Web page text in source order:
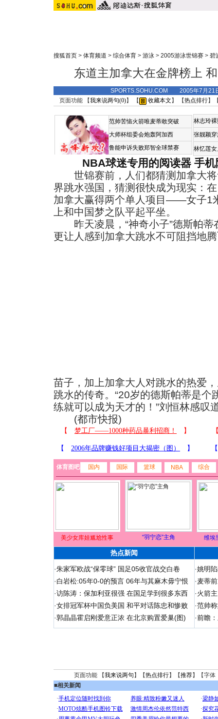
搜狐首页 > 体育频道 > 综合体育 > 游泳 > 2005游泳世锦赛 > 碧
东道主加拿大在金牌榜上
SPORTS.SOHU.COM 2005年7月21
页面功能 【我来说两句(0)】 【 收藏本文 】 【热点排行】
范帅苦恼火箭唯麦蒂敢突破
大师杯组委会炮轰阿加西
鲁能申诉失败郑智全球禁赛
林志玲
张靓颖
林忆莲
NBA球迷专用的阅读器 手
世锦赛前，人们都猜测加拿大将
界跳水强国，猜测很快成为现实：
加拿大赢得两个单人项目——女子1
上和中国梦之队平起平坐。
昨天凌晨，“神奇小子”德斯帕蒂
更让人感到加拿大跳水不可阻挡地
苗子，加上加拿大人对跳水的热爱
跳水的传奇。“20岁的德斯帕蒂是个
练就可以成为天才的！”刘恒林感叹
(都市快报)
体育图吧 国内 国际 篮球 NBA 综合
美少女库娃尴尬性事 “羽宁恋”主角 维埃
热点新闻
·朱家军欧战“保零球” 国足05收官战交白卷
·白岩松:05年0-0的预言 06年与其麻木毋宁恨
·访陈涛：保加利亚很强 在国足学到很多东西
·女排冠军杯中国负美国 和平对话陈忠和惨败
·郭晶晶霍启刚爱意正浓 在北京购置爱巢(图)
·姚明
·麦蒂
·火箭
·范帅
·前瞻
页面功能 【我来说两句 】【热点排行】【推荐】【字体
■相关新闻